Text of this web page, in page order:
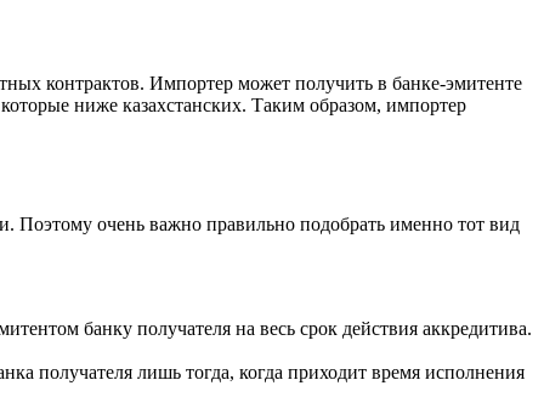
контрактов. Импортер может получить в банке-эмитенте
ниже казахстанских. Таким образом, импортер
Поэтому очень важно правильно подобрать именно тот вид
банку получателя на весь срок действия аккредитива.
получателя лишь тогда, когда приходит время исполнения